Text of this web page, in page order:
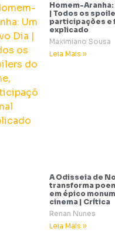
Homem-Aranha:
| Todos os
participações e
explicado
Maximiano Sousa
Leia Mais »
A Odisseia de
transforma
em épico
cinema | Crítica
Renan Nunes
Leia Mais »